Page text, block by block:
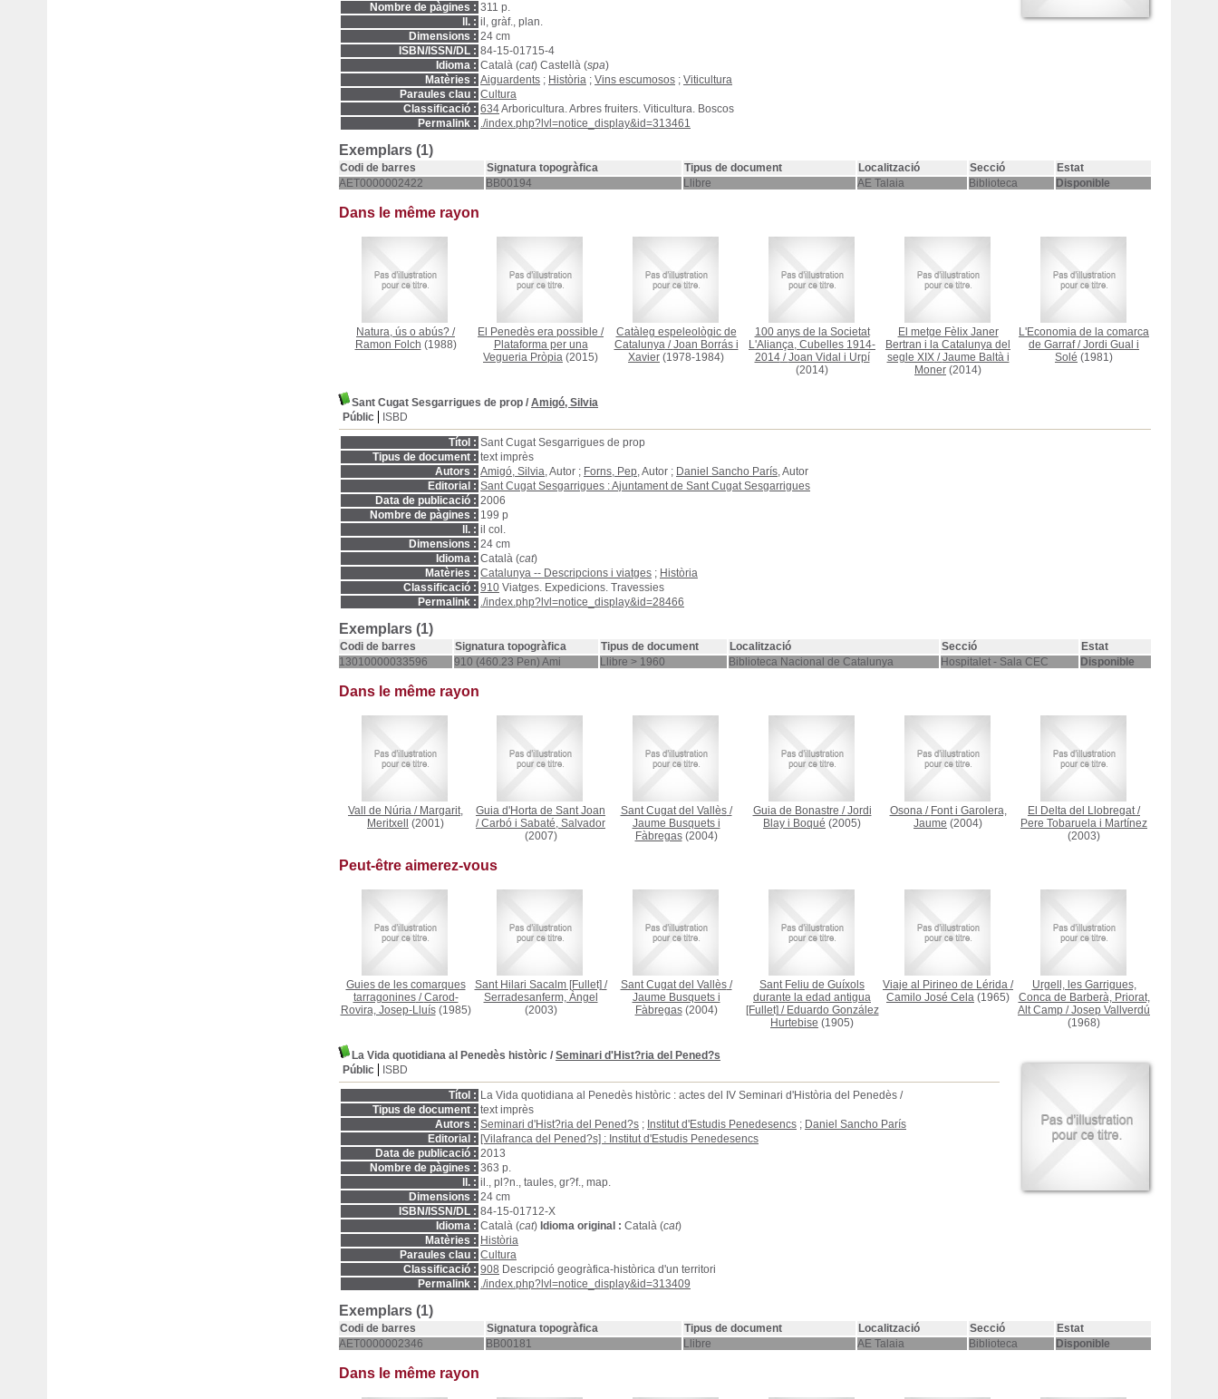
Nombre de pàgines : 311 p.
ll. : il, gràf., plan.
Dimensions : 24 cm
ISBN/ISSN/DL : 84-15-01715-4
Idioma : Català (cat) Castellà (spa)
Matèries : Aiguardents ; Història ; Vins escumosos ; Viticultura
Paraules clau : Cultura
Classificació : 634Arboricultura. Arbres fruiters. Viticultura. Boscos
Permalink : ./index.php?lvl=notice_display&id=313461
Exemplars (1)
Codi de barres Signatura topogràfica Tipus de document Localització Secció
Estat
AET0000002422
BB00194 Llibre AE Talaia Biblioteca Disponible
Dans le même rayon
Natura, ús o abús? /
Ramon Folch (1988)
El Penedès era possible /
Plataforma per una
Vegueria Pròpia (2015)
Catàleg espeleològic de
Catalunya/Joan Borrás i
Xavier (1978-1984)
100 anys de la Societat
L'Aliança, Cubelles 1914-
2014/Joan Vidal i Urpí
(2014)
El metge Fèlix Janer
Bertran i la Catalunya del
segle XIX/Jaume Baltà i
Moner (2014)
L'Economia de la comarca
de Garraf/Jordi Gual i
Solé (1981)
Sant Cugat Sesgarrigues de prop / Amigó, Silvia
Públic
ISBD
Títol : Sant Cugat Sesgarrigues de prop
Tipus de document : text imprès
Autors : Amigó, Silvia, Autor ; Forns, Pep, Autor ; Daniel Sancho París, Autor
Editorial : Sant Cugat Sesgarrigues : Ajuntament de Sant Cugat Sesgarrigues
Data de publicació : 2006
Nombre de pàgines : 199 p
ll. : il col.
Dimensions : 24 cm
Idioma : Català (cat)
Matèries : Catalunya -- Descripcions i viatges ; Història
Classificació : 910 Viatges. Expedicions. Travessies
Permalink : ./index.php?lvl=notice_display&id=28466
Exemplars (1)
Codi de barres Signatura topogràfica Tipus de document Localització Secció
Estat
13010000033596
910 (460.23 Pen) Ami Llibre > 1960 Biblioteca Nacional de Catalunya Hospitalet - Sala CEC Disponible
Dans le même rayon
Vall de Núria / Margarit,
Meritxell
(2001)
Guia d'Horta de Sant Joan
/Carbó i Sabaté, Salvador
(2007)
Sant Cugat del Vallès/
Jaume Busquets i
Fàbregas(2004)
Guia de Bonastre /Jordi
Blay i Boqué (2005)
Osona/ Font i Garolera,
Jaume (2004)
El Delta del Llobregat/
Pere Tobaruela i Martínez
(2003)
Peut-être aimerez-vous
Guies de les comarques
tarragonines/Carod-
Rovira, Josep-Lluís(1985)
Sant Hilari Sacalm [Fullet] /
Serradesanferm, Àngel
(2003)
Sant Cugat del Vallès/
Jaume Busquets i
Fàbregas(2004)
Sant Feliu de Guíxols
durante la edad antigua
[Fullet] / Eduardo González
Hurtebise (1905)
Viaje al Pirineo de Lérida /
Camilo José Cela (1965)
Urgell, les Garrigues,
Conca de Barberà, Priorat,
Alt Camp /Josep Vallverdú
(1968)
La Vida quotidiana al Penedès històric / Seminari d'Hist?ria del Pened?s
Públic
ISBD
Títol : La Vida quotidiana al Penedès històric : actes del IV Seminari d'Història del Penedès /
Tipus de document : text imprès
Autors : Seminari d'Hist?ria del Pened?s ; Institut d'Estudis Penedesencs ; Daniel Sancho París
Editorial : [Vilafranca del Pened?s] : Institut d'Estudis Penedesencs
Data de publicació : 2013
Nombre de pàgines : 363 p.
ll. : il., pl?n., taules, gr?f., map.
Dimensions : 24 cm
ISBN/ISSN/DL : 84-15-01712-X
Idioma : Català (cat) Idioma original : Català (cat)
Matèries : Història
Paraules clau : Cultura
Classificació : 908 Descripció geogràfica-històrica d'un territori
Permalink : ./index.php?lvl=notice_display&id=313409
Exemplars (1)
Codi de barres Signatura topogràfica Tipus de document Localització Secció
Estat
AET0000002346
BB00181 Llibre AE Talaia Biblioteca Disponible
Dans le même rayon